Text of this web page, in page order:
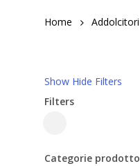
Home Addolcitori
Show Hide Filters
Filters
Categorie prodotto